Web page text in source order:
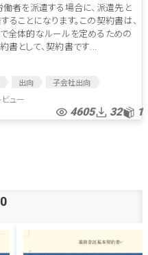
働者を派遣する場合に、派遣先と
ことになります。この契約書は、
全体的なルールを定めるための
書として、契約書です...
出向
子会社出向
グラム開発
開発請負
ュー
4605 32 1